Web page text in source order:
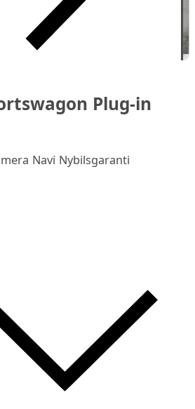
Plug-in
Navi Nybilsgaranti